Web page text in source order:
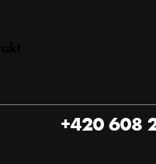
+420 608